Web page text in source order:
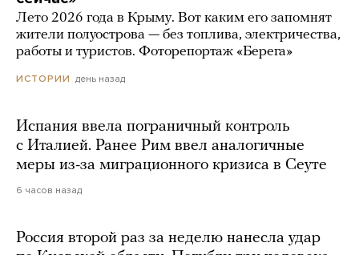
Лето 2026 года в Крыму. Вот каким его запомнят
жители полуострова — без топлива, электричества,
работы и туристов. Фоторепортаж «Берега»
ИСТОРИИ день назад
Испания ввела пограничный контроль
с Италией. Ранее Рим ввел аналогичные
меры из-за миграционного кризиса в Сеуте
6 часов назад
Россия второй раз за неделю нанесла удар